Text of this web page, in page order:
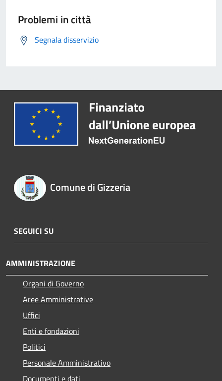
Problemi in città
Segnala disservizio
Comune di Gizzeria
SEGUICI SU
AMMINISTRAZIONE
Organi di Governo
Aree Amministrative
Uffici
Enti e fondazioni
Politici
Personale Amministrativo
Documenti e dati